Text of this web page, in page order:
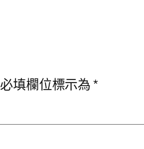
必填欄位標示為*